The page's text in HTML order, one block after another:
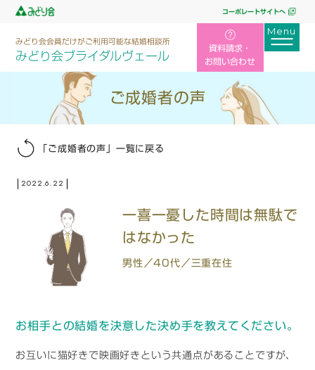
コーポレートサイトへ
みどり会会員だけがご利用可能な結婚相談所
みどり会ブライダルヴェール
資料請求・
お問い合わせ
ご成婚者の声
「ご成婚者の声」一覧に戻る
2022.6.22
一喜一憂した時間は無駄で
はなかった
男性／40代／三重在住
お相手との結婚を決意した決め手を教えてください。
お互いに猫好きで映画好きという共通点があることですが、